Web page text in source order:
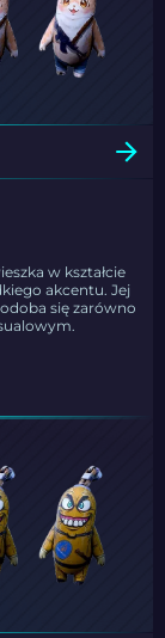
w kształcie
akcentu. Jej
się zarówno